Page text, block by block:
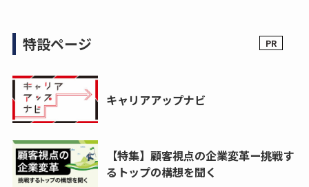
特設ページ
キャリアアップナビ
【特集】顧客視点の企業変革ー挑戦す
るトップの構想を聞く